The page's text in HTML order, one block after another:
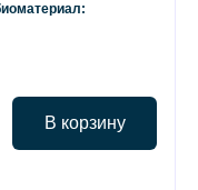
В корзину